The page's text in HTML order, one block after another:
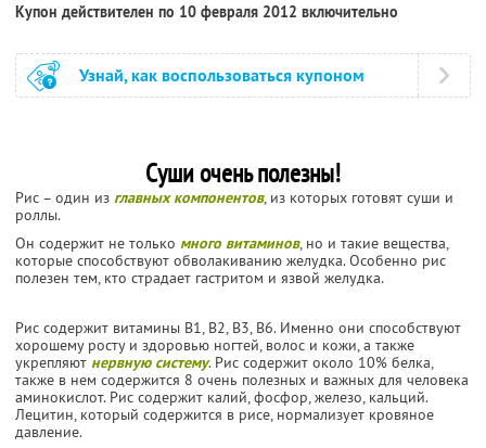
Купон действителен по 10 февраля 2012 включительно
Узнай, как воспользоваться купоном
Суши очень полезны!
Рис – один из главных компонентов, из которых готовят суши и
роллы.
Он содержит не только много витаминов, но и такие вещества,
которые способствуют обволакиванию желудка. Особенно рис
полезен тем, кто страдает гастритом и язвой желудка.
Рис содержит витамины В1, В2, В3, В6. Именно они способствуют
хорошему росту и здоровью ногтей, волос и кожи, а также
укрепляют нервную систему. Рис содержит около 10% белка,
также в нем содержится 8 очень полезных и важных для человека
аминокислот. Рис содержит калий, фосфор, железо, кальций.
Лецитин, который содержится в рисе, нормализует кровяное
давление.